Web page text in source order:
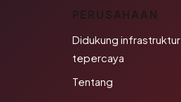
PERUSAHAAN
Didukung infrastruktur
tepercaya
Tentang